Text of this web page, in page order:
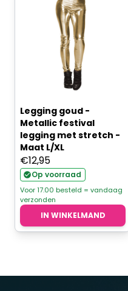
Legging goud -
Metallic festival
legging met stretch -
Maat L/XL
€12,95
Op voorraad
Voor 17.00 besteld = vandaag
verzonden
IN WINKELMAND